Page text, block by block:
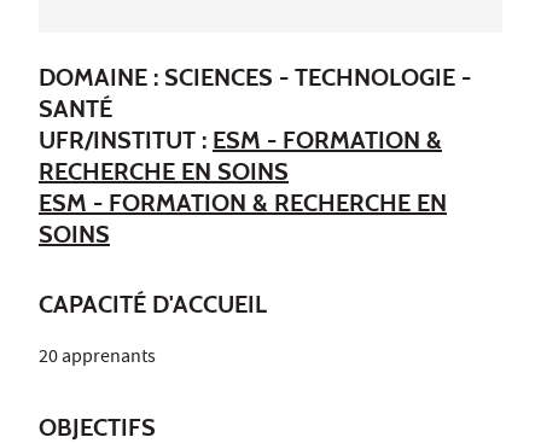
DOMAINE : SCIENCES - TECHNOLOGIE -
SANTÉ
UFR/INSTITUT : ESM - FORMATION &
RECHERCHE EN SOINS
ESM - FORMATION & RECHERCHE EN
SOINS
CAPACITÉ D'ACCUEIL
20 apprenants
OBJECTIFS